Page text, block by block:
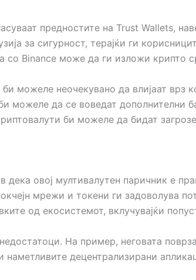
предностите на Trust Wallets,
за сигурност, терајќи ги
со Binance може да ги изложи крипто
можеле неочекувано да влијаат врз
можеле да се воведат дополнителни
би можеле да бидат
дека овој мултивалутен паричник е
мрежи и токени ги задоволува
од екосистемот, вклучувајќи
На пример, неговата
наметливите децентрализирани